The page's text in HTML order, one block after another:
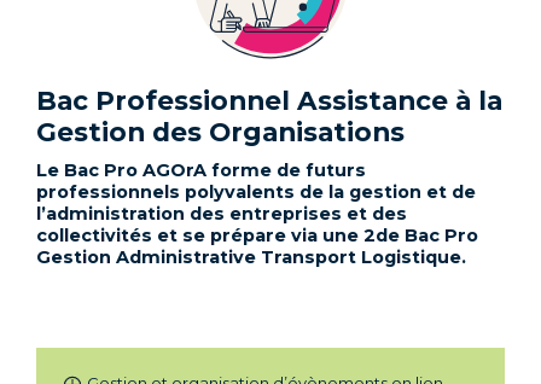
Bac Professionnel Assistance à la
Gestion des Organisations
Le Bac Pro AGOrA forme de futurs
professionnels polyvalents de la gestion et de
l’administration des entreprises et des
collectivités et se prépare via une 2de Bac Pro
Gestion Administrative Transport Logistique.